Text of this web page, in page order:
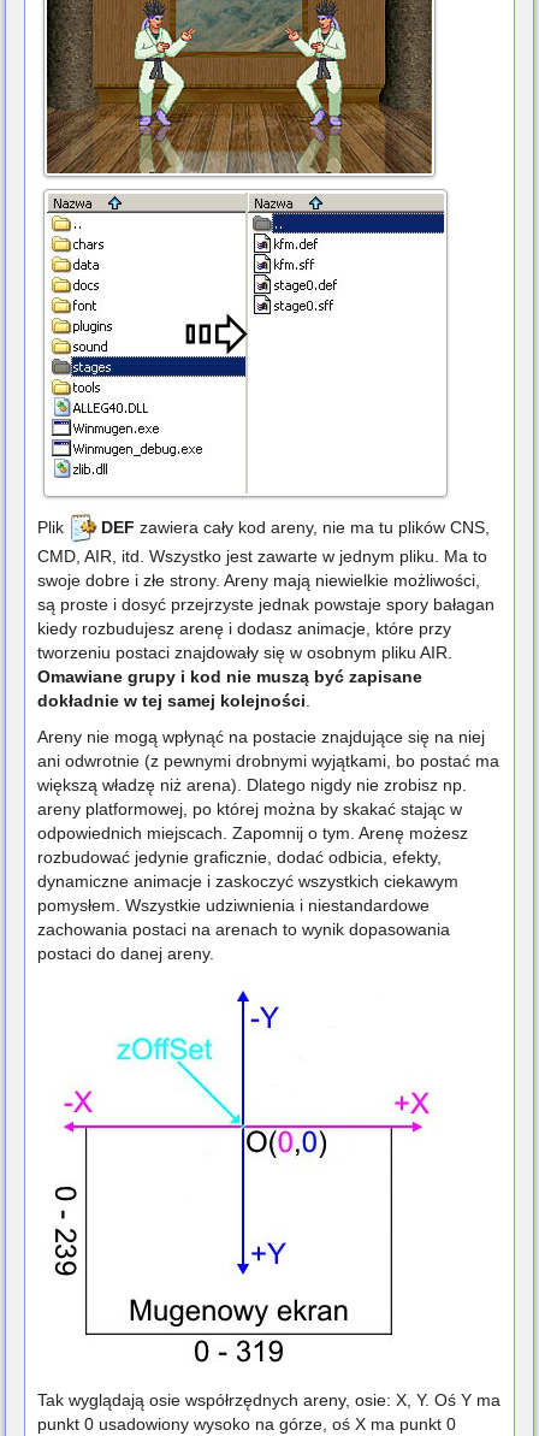
Plik DEF zawiera cały kod areny, nie ma tu plików CNS,
CMD, AIR, itd. Wszystko jest zawarte w jednym pliku. Ma to
swoje dobre i złe strony. Areny mają niewielkie możliwości,
są proste i dosyć przejrzyste jednak powstaje spory bałagan
kiedy rozbudujesz arenę i dodasz animacje, które przy
tworzeniu postaci znajdowały się w osobnym pliku AIR.
Omawiane grupy i kod nie muszą być zapisane
dokładnie w tej samej kolejności.
Areny nie mogą wpłynąć na postacie znajdujące się na niej
ani odwrotnie (z pewnymi drobnymi wyjątkami, bo postać ma
większą władzę niż arena). Dlatego nigdy nie zrobisz np.
areny platformowej, po której można by skakać stając w
odpowiednich miejscach. Zapomnij o tym. Arenę możesz
rozbudować jedynie graficznie, dodać odbicia, efekty,
dynamiczne animacje i zaskoczyć wszystkich ciekawym
pomysłem. Wszystkie udziwnienia i niestandardowe
zachowania postaci na arenach to wynik dopasowania
postaci do danej areny.
Tak wyglądają osie współrzędnych areny, osie: X, Y. Oś Y ma
punkt 0 usadowiony wysoko na górze, oś X ma punkt 0